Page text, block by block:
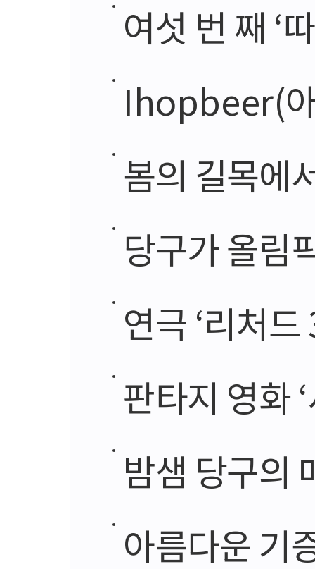
여섯 번 째 ‘
Ihopbeer(
봄의 길목에
당구가 올림
연극 ‘리처드
판타지 영화
밤샘 당구의
아름다운 기